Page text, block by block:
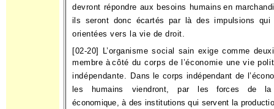
devront répondre aux besoins humains en
ils seront donc écartés par là des impulsions qui
orientées vers la vie de droit.
[02-20] L’organisme social sain exige comme
membre àcôté du corps de l’économie une vie
indépendante. Dans le corps indépendant de
les humains viendront, par les
forces de
économique, à des institutions qui servent la produc­